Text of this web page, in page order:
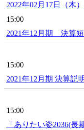
2022年02月17日（木）
15:00
2021年12月期 決算短
15:00
2021年12月期 決算説
15:00
「ありたい姿2036(